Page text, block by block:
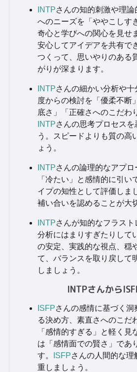
INTPさんの知的刺激や理
へのニーズを「ややこしす
奇心と学びへの関心を見せ
安心してアイデアを共有で
つくって、思いやりのある
がりが深まります。
INTPさんの細かい分析や
度からの検討を「優柔不断
底さ」「正確さへのこだわ
INTPさんの思考プロセス
う。スピードよりも質の高
ょう。
INTPさんの論理的なアプ
「冷たい」と感情的に引い
イプの知性として評価しま
補い合いを認めることが大
INTPさんが知的なフラス
分析にはまりすぎたりして
の安定、実践的な視点、穏
て、バランスを取り戻して
しましょう。
INTPさんから
ISFPさんの感情に基づく
る決め方、素直さへのこだ
「感情的すぎる」と軽く
は「感情面での賢さ」であ
す。
ISFPさんの人間的な
重しましょう。